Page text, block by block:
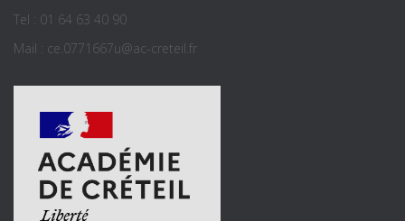
Tel : 01 64 63 40 90
Mail : ce.0771667u@ac-creteil.fr